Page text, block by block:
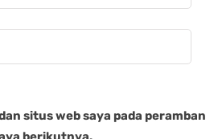
situs web saya pada peramban